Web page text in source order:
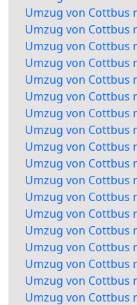
Umzug von Cottbus
Umzug von Cottbus
Umzug von Cottbus
Umzug von Cottbus
Umzug von Cottbus
Umzug von Cottbus
Umzug von Cottbus
Umzug von Cottbus
Umzug von Cottbus
Umzug von Cottbus
Umzug von Cottbus
Umzug von Cottbus
Umzug von Cottbus
Umzug von Cottbus
Umzug von Cottbus
Umzug von Cottbus
Umzug von Cottbus
Umzug von Cottbus